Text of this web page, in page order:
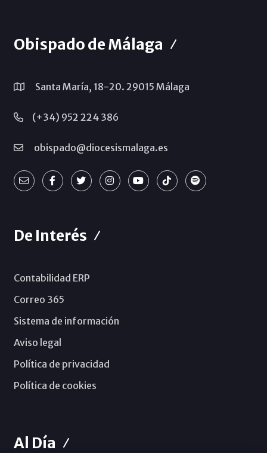
Obispado de Málaga
Santa María, 18-20. 29015 Málaga
(+34) 952 224 386
obispado@diocesismalaga.es
De Interés
Contabilidad ERP
Correo 365
Sistema de información
Aviso legal
Política de privacidad
Política de cookies
Al Día